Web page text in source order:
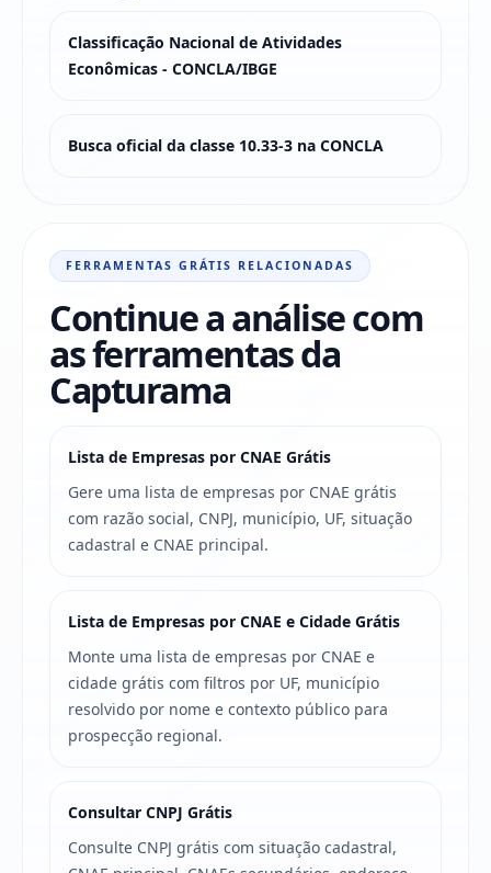
Classificação Nacional de Atividades
Econômicas - CONCLA/IBGE
Busca oficial da classe 10.33-3 na CONCLA
FERRAMENTAS GRÁTIS RELACIONADAS
Continue a análise com
as ferramentas da
Capturama
Lista de Empresas por CNAE Grátis
Gere uma lista de empresas por CNAE grátis
com razão social, CNPJ, município, UF, situação
cadastral e CNAE principal.
Lista de Empresas por CNAE e Cidade Grátis
Monte uma lista de empresas por CNAE e
cidade grátis com filtros por UF, município
resolvido por nome e contexto público para
prospecção regional.
Consultar CNPJ Grátis
Consulte CNPJ grátis com situação cadastral,